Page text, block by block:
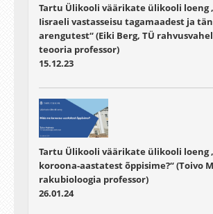
Tartu Ülikooli väärikate ülikooli loeng
Iisraeli vastasseisu tagamaadest ja
arengutest“ (Eiki Berg, TÜ
teooria professor)
15.12.23
Tartu Ülikooli väärikate ülikooli loeng
koroona-aastatest õppisime?“ (Toivo
rakubioloogia professor)
26.01.24